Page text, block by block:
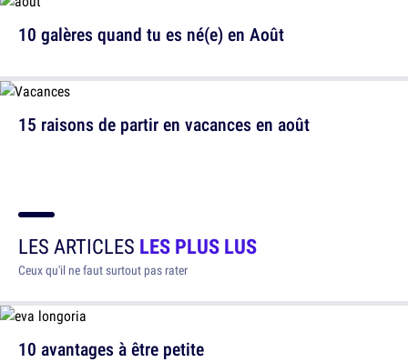
10 galères quand tu es né(e) en Août
15 raisons de partir en vacances en août
LES ARTICLES LES PLUS LUS
Ceux qu'il ne faut surtout pas rater
10 avantages à être petite